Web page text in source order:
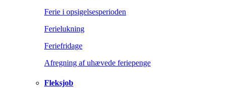
Ferie i opsigelsesperioden
Ferielukning
Feriefridage
Afregning af uhævede feriepenge
Fleksjob